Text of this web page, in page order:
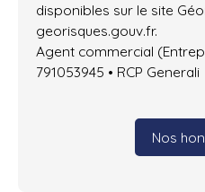
disponibles sur le site
georisques.gouv.fr.
Agent commercial
791053945 • RCP Generali
Nos